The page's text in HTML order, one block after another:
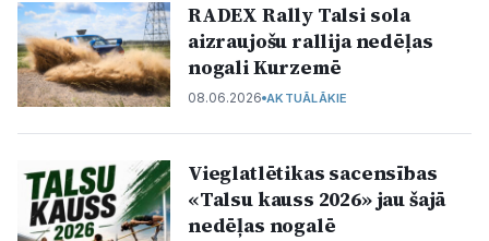
RADEX Rally Talsi sola
aizraujošu rallija nedēļas
nogali Kurzemē
08.06.2026 AKTUĀLĀKIE
Vieglatlētikas sacensības
«Talsu kauss 2026» jau šajā
nedēļas nogalē